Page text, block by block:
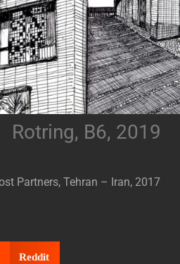
Rotring, B6, 2019
Partners, Tehran – Iran, 2017
Reddit